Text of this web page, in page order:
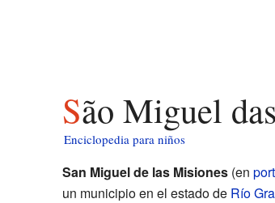
São Miguel
Enciclopedia para niños
San Miguel de las Misiones(en
un municipio en el estado de Río